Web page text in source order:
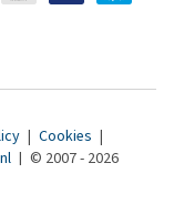
| Cookies |
| © 2007 - 2026